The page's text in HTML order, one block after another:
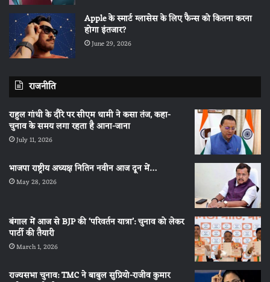
Apple के स्मार्ट ग्लासेस के लिए फैन्स को कितना करना
होगा इंतजार?
June 29, 2026
राजनीति
राहुल गांधी के दौरे पर सीएम धामी ने कसा तंज, कहा-
चुनाव के समय लगा रहता है आना-जाना
July 11, 2026
भाजपा राष्ट्रीय अध्यक्ष नितिन नवीन आज दून में…
May 28, 2026
बंगाल में आज से BJP की ‘परिवर्तन यात्रा’: चुनाव को लेकर
पार्टी की तैयारी
March 1, 2026
राज्यसभा चुनाव: TMC ने बाबुल सुप्रियो-राजीव कुमार